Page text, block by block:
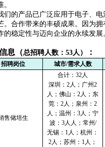
。
们的产品已广泛应用于电子、
。合作带来的丰硕成果。因为
的稳定性与迈向企业的永续发展
息（总招聘人数： 53人） ：
招聘岗位 城市/需求人数
售储培生
合计： 32人
深圳： 2人；广州2
人；佛山：2人；东
莞：2人；泉州：2
人；温州：3人；宁
波：3人人；常州/
无锡：1人；杭州：
2人；苏州：1人；